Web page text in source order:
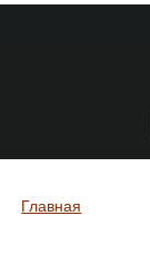
Вы здесь
Главная